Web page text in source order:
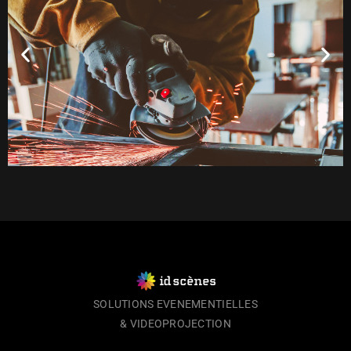
SOLUTIONS EVENEMENTIELLES
& VIDEOPROJECTION